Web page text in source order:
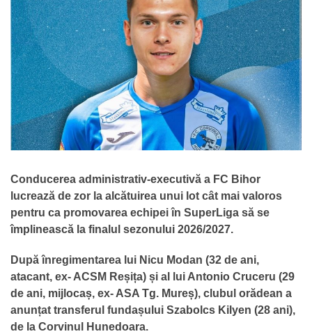
Conducerea administrativ-executivă a FC Bihor
lucrează de zor la alcătuirea unui lot cât mai valoros
pentru ca promovarea echipei în SuperLiga să se
împlinească la finalul sezonului 2026/2027.
După înregimentarea lui Nicu Modan (32 de ani,
atacant, ex- ACSM Reșița) și al lui Antonio Cruceru (29
de ani, mijlocaș, ex- ASA Tg. Mureș), clubul orădean a
anunțat transferul fundașului Szabolcs Kilyen (28 ani),
de la Corvinul Hunedoara.